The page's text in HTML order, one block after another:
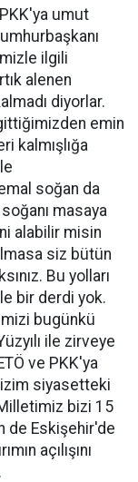
umut
ilgili
alenen
diyorlar.
emin
kalmışlığa
soğan da
masaya
alabilir misin
siz bütün
Bu yolları
bir derdi yok.
bugünkü
ile zirveye
ve PKK'ya
siyasetteki
bizi 15
de Eskişehir'de
açılışını